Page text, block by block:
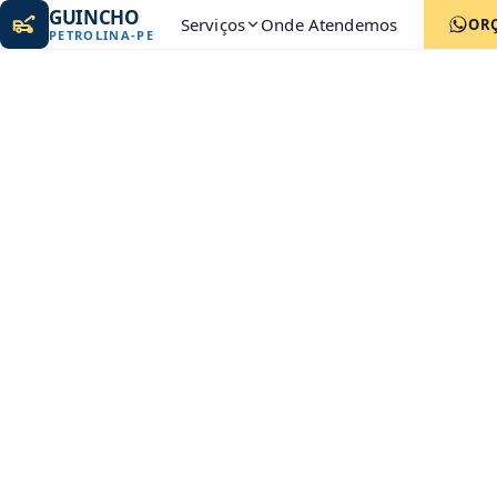
GUINCHO
PETROLINA-PE Serviços Onde Atendemos